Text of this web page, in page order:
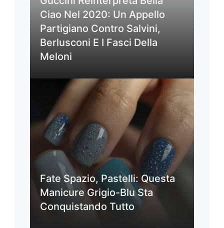
Ciao Nel 2020: Un Appello
Partigiano Contro Salvini,
Berlusconi E I Fasci Della
Meloni
Fate Spazio, Pastelli: Questa
Manicure Grigio-Blu Sta
Conquistando Tutto